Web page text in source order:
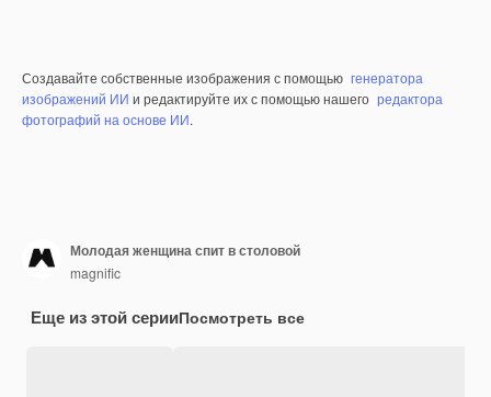
Создавайте собственные изображения с помощью генератора
изображений ИИ и редактируйте их с помощью нашего редактора
фотографий на основе ИИ.
Молодая женщина спит в столовой
magnific
Еще из этой серииПосмотреть все